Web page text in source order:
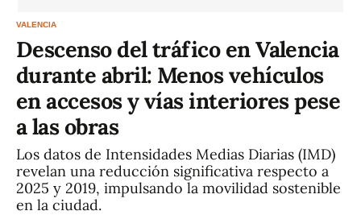
VALENCIA
Descenso del tráfico en Valencia
durante abril: Menos vehículos
en accesos y vías interiores pese
a las obras
Los datos de Intensidades Medias Diarias (IMD)
revelan una reducción significativa respecto a
2025 y 2019, impulsando la movilidad sostenible
en la ciudad.